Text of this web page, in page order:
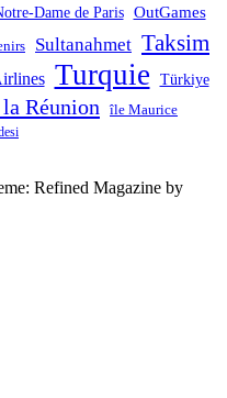
Dame de Paris OutGames
Sultanahmet Taksim
Turquie Türkiye
Réunion
île Maurice
Refined Magazine by